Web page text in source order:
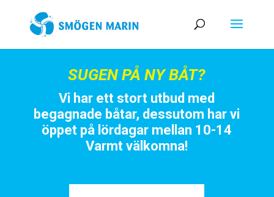
SUGEN PÅ NY BÅT?
Vi har ett stort utbud med
begagnade båtar, dessutom har vi
öppet på lördagar mellan 10-14
Varmt välkomna!